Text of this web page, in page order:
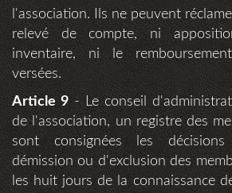
l'association. Ils ne peuvent
relevé de compte, ni
inventaire, ni le
versées.
Article 9 - Le conseil
de l'association, un registre des
sont consignées les
démission ou d'exclusion des
les huit jours de la connaissance